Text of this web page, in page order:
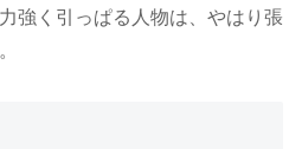
強く引っぱる人物は、やはり張